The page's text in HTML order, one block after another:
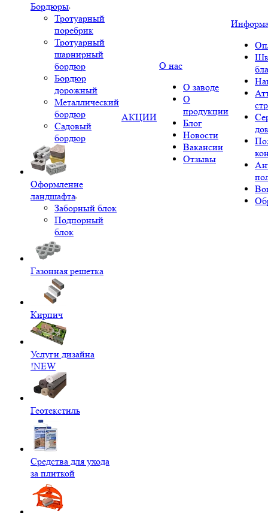
Бордюры
Тротуарный
поребрик
Тротуарный
шарнирный
бордюр
Бордюр
дорожный
Металлический
бордюр
Садовый
бордюр
Оформление
ландшафта
Заборный блок
Подпорный
блок
Газонная решетка
Кирпич
Услуги дизайна
!NEW
Геотекстиль
Средства для ухода
за плиткой
АКЦИИ
О нас
О заводе
О
продукции
Блог
Новости
Вакансии
Отзывы